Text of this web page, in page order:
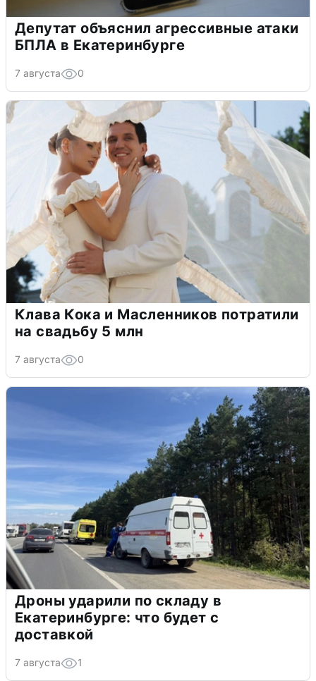
Депутат объяснил агрессивные атаки
БПЛА в Екатеринбурге
7 августа 0
Клава Кока и Масленников потратили
на свадьбу 5 млн
7 августа 0
Дроны ударили по складу в
Екатеринбурге: что будет с
доставкой
7 августа 1